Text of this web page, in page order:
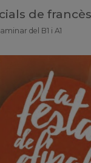
de
del B1 i A1